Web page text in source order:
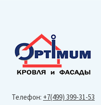
Телефон: +7(499) 399-31-53